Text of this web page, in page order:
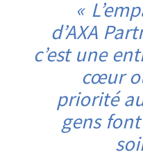
d’AXA
c’est une
cœur
priorité
gens